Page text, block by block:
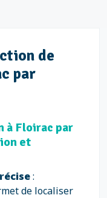
de
par
à Floirac par
et
:
de localiser